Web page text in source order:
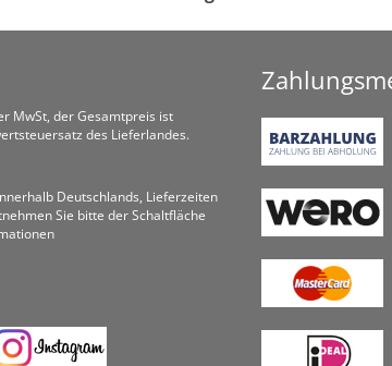
MwSt, der Gesamtpreis ist
des Lieferlandes.
Deutschlands, Lieferzeiten
Sie bitte der Schaltfläche